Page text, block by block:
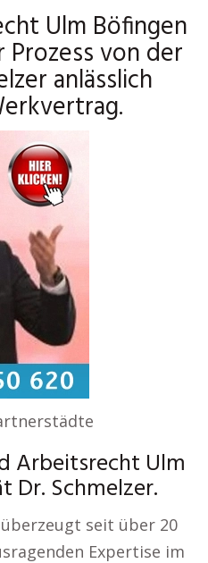
Ulm Böfingen
von der
anlässlich
Arbeitsrecht Ulm
Dr. Schmelzer.
seit über 20
Expertise im